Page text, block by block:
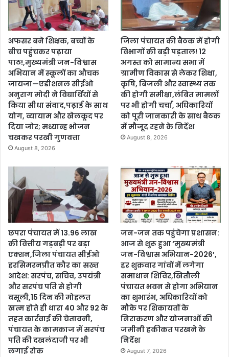
अफसर बने शिक्षक, बच्चों के
बीच पहुंचकर पढ़ाया
पाठ!,मुख्यमंत्री जन-विश्वास
अभियान में स्कूलों का औचक
जायजा—एडीशनल सीईओ
अनुराग मोदी ने विद्यार्थियों से
किया सीधा संवाद,पढ़ाई के साथ
योग, व्यायाम और खेलकूद पर
दिया जोर; मध्यान्ह भोजन
चखकर परखी गुणवत्ता
August 8, 2026
जिला पंचायत की बैठक में होगी
विभागों की बड़ी पड़ताल! 12
अगस्त को सामान्य सभा में
ग्रामीण विकास से लेकर शिक्षा,
कृषि, बिजली और स्वास्थ्य तक
की होगी समीक्षा,लंबित मामलों
पर भी होगी चर्चा, अधिकारियों
को पूरी जानकारी के साथ बैठक
में मौजूद रहने के निर्देश
August 8, 2026
छपरा पंचायत में 13.96 लाख
की वित्तीय गड़बड़ी पर बड़ा
एक्शन,जिला पंचायत सीईओ
हरसिमरनप्रीत कौर का सख्त
आदेश: सरपंच, सचिव, उपयंत्री
और सरपंच पति से होगी
वसूली,15 दिन की मोहलत
खत्म होते ही धारा 40 और 92 के
तहत कार्रवाई की चेतावनी,
पंचायत के कामकाज में सरपंच
पति की दखलंदाजी पर भी
लगाई रोक
जन-जन तक पहुंचेगा प्रशासन:
आज से शुरू हुआ ‘मुख्यमंत्री
जन-विश्वास अभियान-2026’,
हर शुक्रवार गांवों में लगेगा
समाधान शिविर,खितौली
पंचायत भवन से होगा अभियान
का शुभारंभ, अधिकारियों को
मौके पर शिकायतों के
निराकरण और योजनाओं की
जमीनी हकीकत परखने के
निर्देश
August 7, 2026